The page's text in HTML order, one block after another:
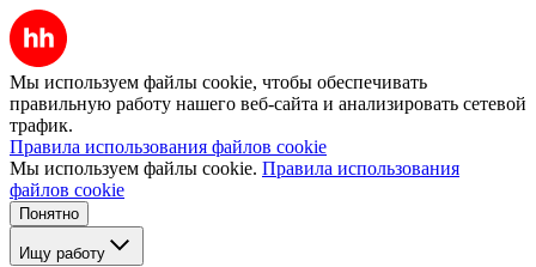
Мы используем файлы cookie, чтобы обеспечивать
правильную работу нашего веб-сайта и анализировать сетевой
трафик.
Правила использования файлов cookie
Мы используем файлы cookie. Правила использования
файлов cookie
Понятно
Ищу работу